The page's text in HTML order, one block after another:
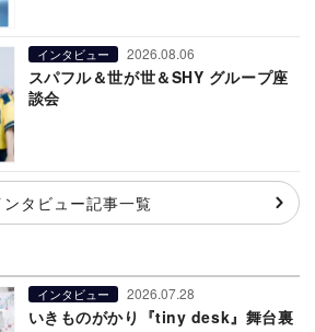
インタビュー 2026.08.06
スパフル＆世が世＆SHY グループ座
談会
ンタビュー記事一覧
インタビュー 2026.07.28
いきものがかり『tiny desk』舞台裏